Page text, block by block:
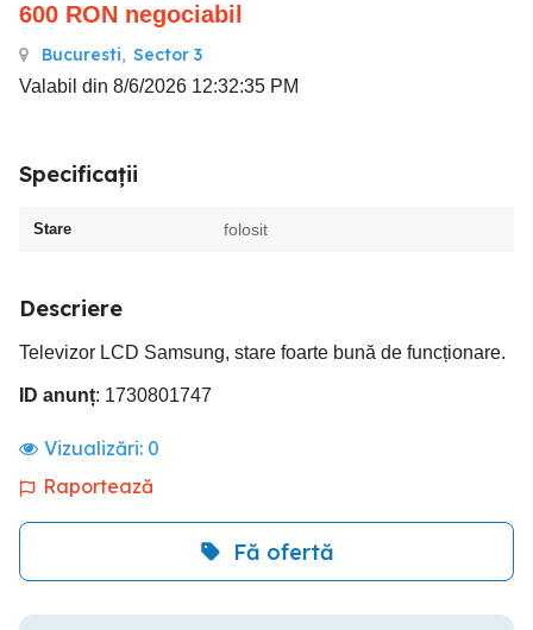
600 RON negociabil
Bucuresti, Sector 3
Valabil din 8/6/2026 12:32:35 PM
Specificații
Stare folosit
Descriere
Televizor LCD Samsung, stare foarte bună de funcționare.
ID anunț: 1730801747
Vizualizări: 0
Raportează
Fă ofertă